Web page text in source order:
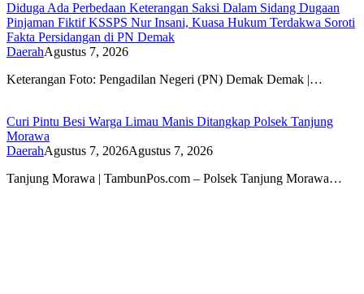
Diduga Ada Perbedaan Keterangan Saksi Dalam Sidang Dugaan
Pinjaman Fiktif KSSPS Nur Insani, Kuasa Hukum Terdakwa Soroti
Fakta Persidangan di PN Demak
DaerahAgustus 7, 2026
Keterangan Foto: Pengadilan Negeri (PN) Demak Demak |…
Curi Pintu Besi Warga Limau Manis Ditangkap Polsek Tanjung
Morawa
DaerahAgustus 7, 2026Agustus 7, 2026
Tanjung Morawa | TambunPos.com – Polsek Tanjung Morawa…